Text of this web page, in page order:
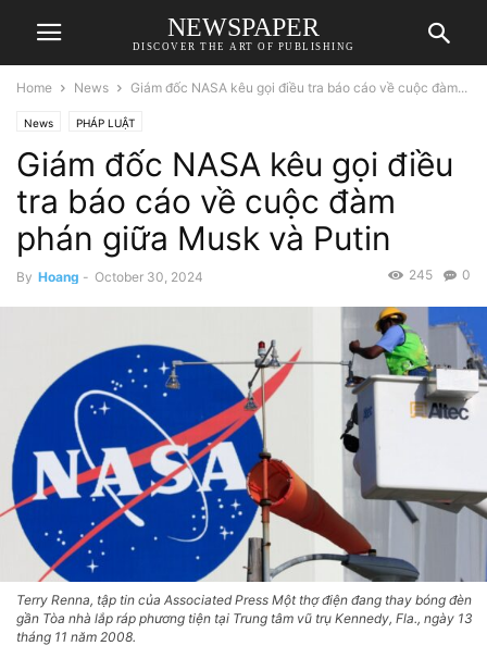
NEWSPAPER
DISCOVER THE ART OF PUBLISHING
Home News Giám đốc NASA kêu gọi điều tra báo cáo về cuộc đàm...
News PHÁP LUẬT
Giám đốc NASA kêu gọi điều
tra báo cáo về cuộc đàm
phán giữa Musk và Putin
By Hoang - October 30, 2024 0
245
Terry Renna, tập tin của Associated Press Một thợ điện đang thay bóng đèn
gần Tòa nhà lắp ráp phương tiện tại Trung tâm vũ trụ Kennedy, Fla., ngày 13
tháng 11 năm 2008.